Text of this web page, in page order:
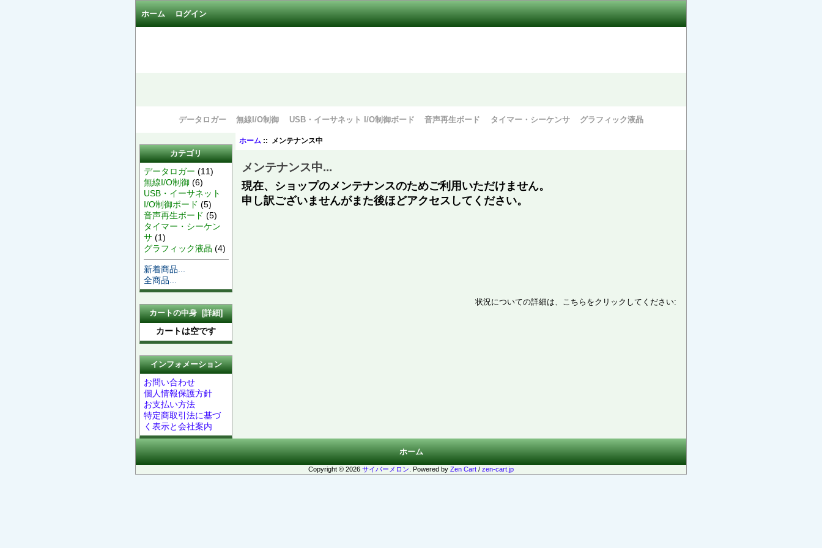
ホーム ログイン
データロガー 無線I/O制御 USB・イーサネット I/O制御ボード 音声再生ボード タイマー・シーケンサ グラフィック液晶
カテゴリ
データロガー (11)
無線I/O制御 (6)
USB・イーサネット
I/O制御ボード (5)
音声再生ボード (5)
タイマー・シーケン
サ(1)
グラフィック液晶 (4)
新着商品...
全商品...
カートの中身 [詳細]
カートは空です
インフォメーション
お問い合わせ
個人情報保護方針
お支払い方法
特定商取引法に基づ
く表示と会社案内
ホーム:: メンテナンス中
メンテナンス中...
現在、ショップのメンテナンスのためご利用いただけません。
申し訳ございませんがまた後ほどアクセスしてください。
状況についての詳細は、こちらをクリックしてください:
ホーム
Copyright © 2026 サイバーメロン . Powered by Zen Cart / zen-cart.jp